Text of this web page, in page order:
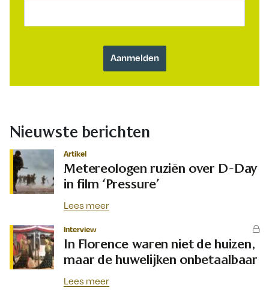
Nieuwste berichten
Artikel
Metereologen ruziën over D-Day
in film ‘Pressure’
Lees meer
Interview
In Florence waren niet de huizen,
maar de huwelijken onbetaalbaar
Lees meer